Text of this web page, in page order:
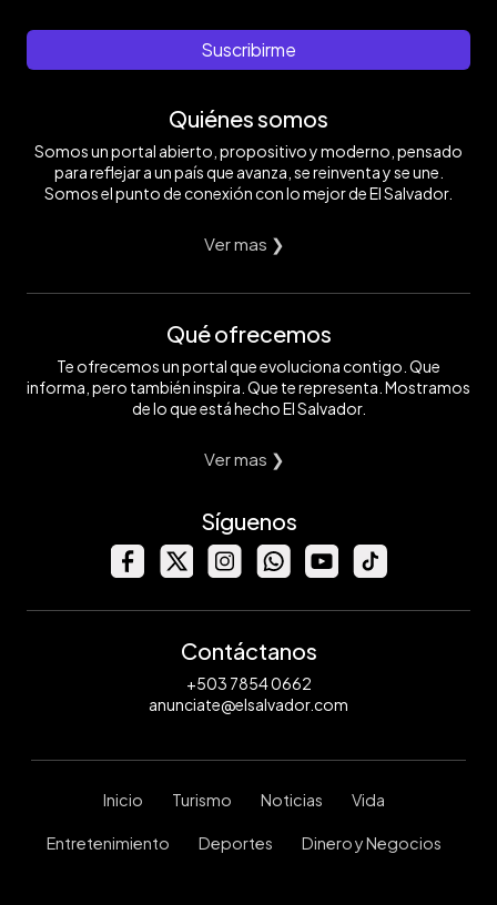
Suscribirme
Quiénes somos
Somos un portal abierto, propositivo y moderno, pensado
para reflejar a un país que avanza, se reinventa y se une.
Somos el punto de conexión con lo mejor de El Salvador.
Ver mas ❯
Qué ofrecemos
Te ofrecemos un portal que evoluciona contigo. Que
informa, pero también inspira. Que te representa. Mostramos
de lo que está hecho El Salvador.
Ver mas ❯
Síguenos
Contáctanos
+503 7854 0662
anunciate@elsalvador.com
Inicio Turismo Noticias Vida
Entretenimiento Deportes Dinero y Negocios